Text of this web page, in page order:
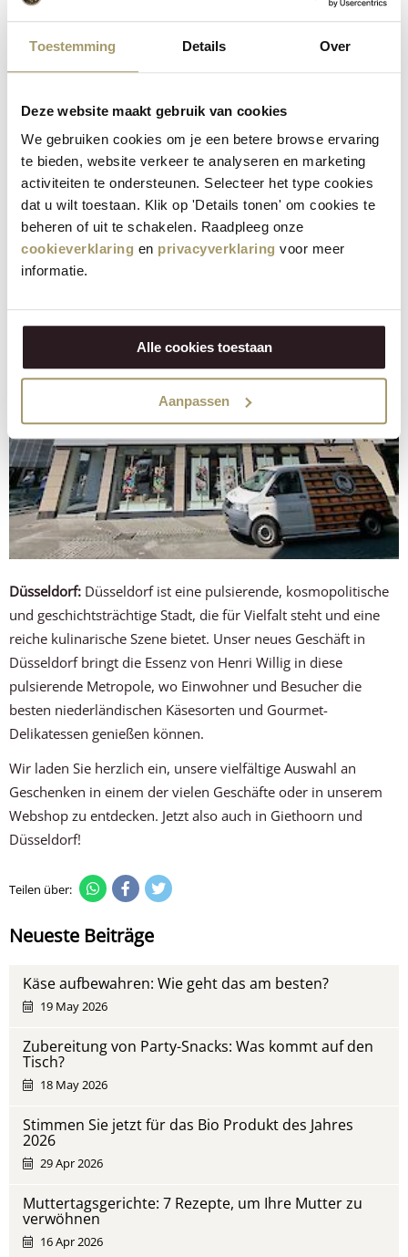
Toestemming Details Over
Deze website maakt gebruik van cookies
We gebruiken cookies om je een betere browse ervaring
te bieden, website verkeer te analyseren en marketing
activiteiten te ondersteunen. Selecteer het type cookies
dat u wilt toestaan. Klik op 'Details tonen' om cookies te
beheren of uit te schakelen. Raadpleeg onze
cookieverklaring en privacyverklaring voor meer
informatie.
Alle cookies toestaan
Aanpassen
Düsseldorf: Düsseldorf ist eine pulsierende, kosmopolitische
und geschichtsträchtige Stadt, die für Vielfalt steht und eine
reiche kulinarische Szene bietet. Unser neues Geschäft in
Düsseldorf bringt die Essenz von Henri Willig in diese
pulsierende Metropole, wo Einwohner und Besucher die
besten niederländischen Käsesorten und Gourmet-
Delikatessen genießen können.
Wir laden Sie herzlich ein, unsere vielfältige Auswahl an
Geschenken in einem der vielen Geschäfte oder in unserem
Webshop zu entdecken. Jetzt also auch in Giethoorn und
Düsseldorf!
Teilen über:
Neueste Beiträge
Käse aufbewahren: Wie geht das am besten?
19 May 2026
Zubereitung von Party-Snacks: Was kommt auf den
Tisch?
18 May 2026
Stimmen Sie jetzt für das Bio Produkt des Jahres
2026
29 Apr 2026
Muttertagsgerichte: 7 Rezepte, um Ihre Mutter zu
verwöhnen
16 Apr 2026